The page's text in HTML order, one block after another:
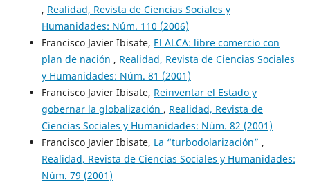
, Realidad, Revista de Ciencias Sociales y
Humanidades: Núm. 110 (2006)
Francisco Javier Ibisate, El ALCA: libre comercio con
plan de nación , Realidad, Revista de Ciencias Sociales
y Humanidades: Núm. 81 (2001)
Francisco Javier Ibisate, Reinventar el Estado y
gobernar la globalización , Realidad, Revista de
Ciencias Sociales y Humanidades: Núm. 82 (2001)
Francisco Javier Ibisate, La “turbodolarización” ,
Realidad, Revista de Ciencias Sociales y Humanidades:
Núm. 79 (2001)